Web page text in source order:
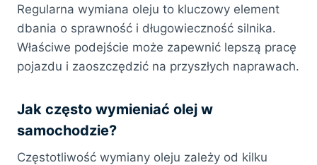
Regularna wymiana oleju to kluczowy element
dbania o sprawność i długowieczność silnika.
Właściwe podejście może zapewnić lepszą pracę
pojazdu i zaoszczędzić na przyszłych naprawach.
Jak często wymieniać olej w
samochodzie?
Częstotliwość wymiany oleju zależy od kilku